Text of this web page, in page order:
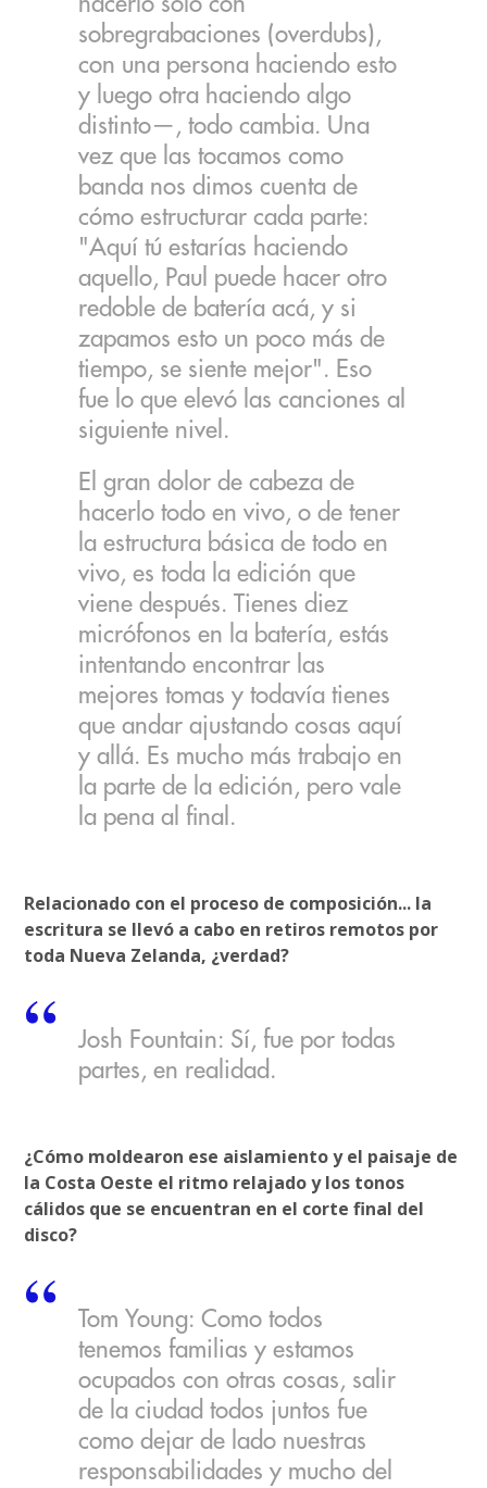
sobregrabaciones (overdubs),
con una persona haciendo esto
y luego otra haciendo algo
distinto—, todo cambia. Una
vez que las tocamos como
banda nos dimos cuenta de
cómo estructurar cada parte:
"Aquí tú estarías haciendo
aquello, Paul puede hacer otro
redoble de batería acá, y si
zapamos esto un poco más de
tiempo, se siente mejor". Eso
fue lo que elevó las canciones al
siguiente nivel.
El gran dolor de cabeza de
hacerlo todo en vivo, o de tener
la estructura básica de todo en
vivo, es toda la edición que
viene después. Tienes diez
micrófonos en la batería, estás
intentando encontrar las
mejores tomas y todavía tienes
que andar ajustando cosas aquí
y allá. Es mucho más trabajo en
la parte de la edición, pero vale
la pena al final.
Relacionado con el proceso de composición... la
escritura se llevó a cabo en retiros remotos por
toda Nueva Zelanda, ¿verdad?
Josh Fountain: Sí, fue por todas
partes, en realidad.
¿Cómo moldearon ese aislamiento y el paisaje de
la Costa Oeste el ritmo relajado y los tonos
cálidos que se encuentran en el corte final del
disco?
Tom Young: Como todos
tenemos familias y estamos
ocupados con otras cosas, salir
de la ciudad todos juntos fue
como dejar de lado nuestras
responsabilidades y mucho del